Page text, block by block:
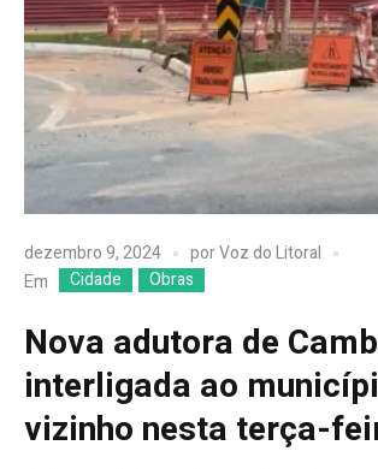
dezembro 9, 2024 porVoz do Litoral
Em
Cidade Obras
Nova adutora de
interligada ao
vizinho nesta terça-